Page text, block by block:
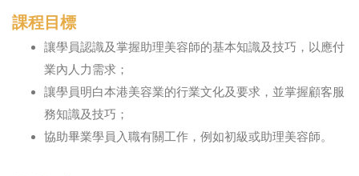
課程目標
讓學員認識及掌握助理美容師的基本知識及技巧，以應付
業內人力需求；
讓學員明白本港美容業的行業文化及要求，並掌握顧客服
務知識及技巧；
協助畢業學員入職有關工作，例如初級或助理美容師。